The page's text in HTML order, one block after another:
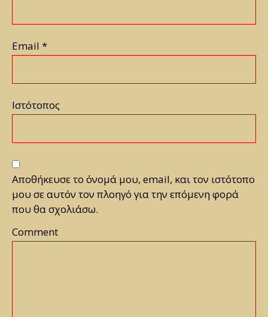
Email *
Ιστότοπος
Αποθήκευσε το όνομά μου, email, και τον ιστότοπο
μου σε αυτόν τον πλοηγό για την επόμενη φορά
που θα σχολιάσω.
Comment